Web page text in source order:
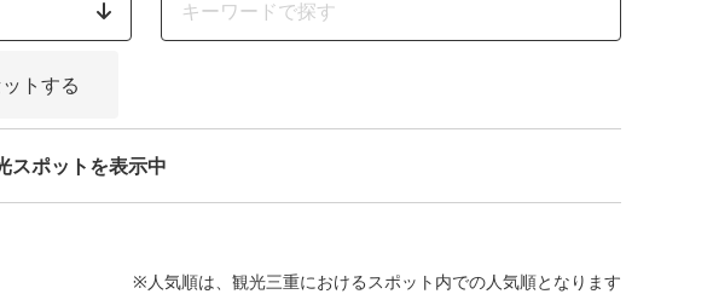
トする
スポットを表示中
※人気順は、観光三重におけるスポット内での人気順となります